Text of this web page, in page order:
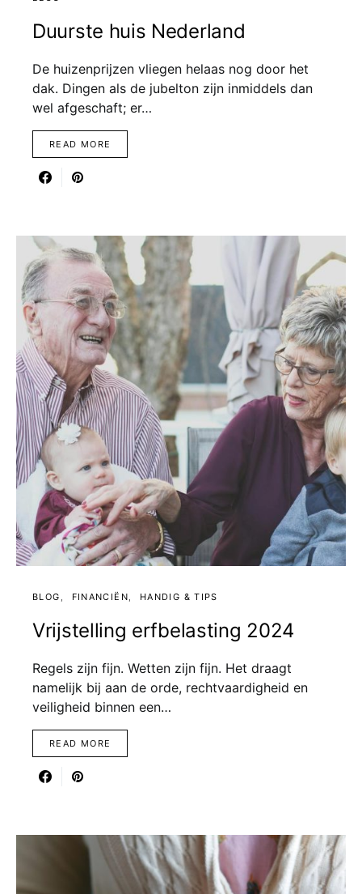
Duurste huis Nederland
De huizenprijzen vliegen helaas nog door het
dak. Dingen als de jubelton zijn inmiddels dan
wel afgeschaft; er…
READ MORE
BLOG FINANCIËN HANDIG & TIPS
Vrijstelling erfbelasting 2024
Regels zijn fijn. Wetten zijn fijn. Het draagt
namelijk bij aan de orde, rechtvaardigheid en
veiligheid binnen een…
READ MORE